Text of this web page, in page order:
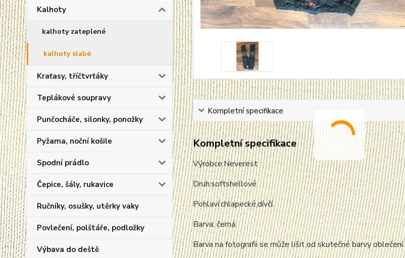
Kalhoty
kalhoty zateplené
kalhoty slabé
Kraťasy, tříčtvrťáky
Teplákové soupravy
Punčocháče, silonky, ponožky
Pyžama, noční košile
Spodní prádlo
Čepice, šály, rukavice
Ručníky, osušky, utěrky vaky
Povlečení, polštáře, podložky
Výbava do deště
Kompletní specifikace
Kompletní specifikace
Výrobce:Neverest
Druh:softshellové
Pohlaví:chlapecké,dívčí.
Barva: černá.
Barva na fotografii se může lišit od skutečné barvy oblečení.